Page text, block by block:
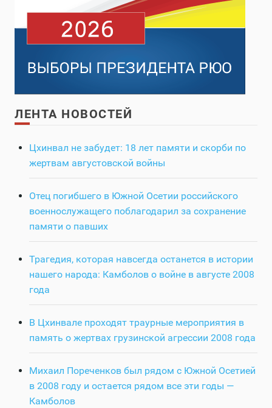
ЛЕНТА НОВОСТЕЙ
Цхинвал не забудет: 18 лет памяти и скорби по
жертвам августовской войны
Отец погибшего в Южной Осетии российского
военнослужащего поблагодарил за сохранение
памяти о павших
Трагедия, которая навсегда останется в истории
нашего народа: Камболов о войне в августе 2008
года
В Цхинвале проходят траурные мероприятия в
память о жертвах грузинской агрессии 2008 года
Михаил Пореченков был рядом с Южной Осетией
в 2008 году и остается рядом все эти годы —
Камболов